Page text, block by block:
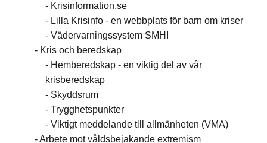
Krisinformation.se
Lilla Krisinfo - en webbplats för barn om kriser
Vädervarningssystem SMHI
Kris och beredskap
Hemberedskap - en viktig del av vår
krisberedskap
Skyddsrum
Trygghetspunkter
Viktigt meddelande till allmänheten (VMA)
Arbete mot våldsbejakande extremism